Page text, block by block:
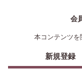
会
本コンテンツを
新規登録